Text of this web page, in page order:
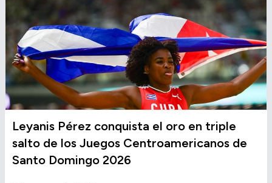
Leyanis Pérez conquista el oro en triple
salto de los Juegos Centroamericanos de
Santo Domingo 2026